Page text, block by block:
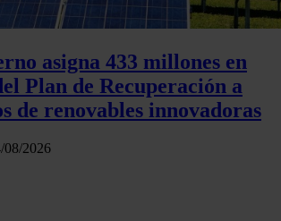
o que hayan recopilado a partir del uso
asigna 433 millones en
Plan de Recuperación a
de renovables innovadoras
08/2026